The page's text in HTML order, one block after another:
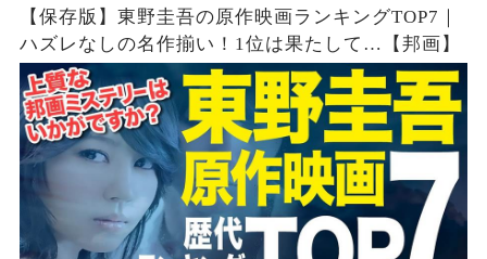
【保存版】東野圭吾の原作映画ランキングTOP7｜
ハズレなしの名作揃い！1位は果たして…【邦画】